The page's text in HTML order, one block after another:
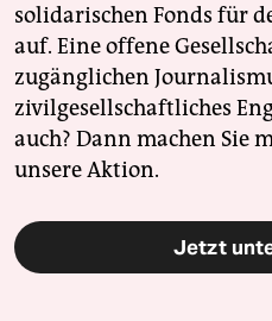
solidarischen Fonds für
auf. Eine offene
zugänglichen
zivilgesellschaftliches
auch? Dann machen Sie
unsere Aktion.
Jetzt